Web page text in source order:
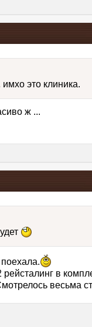
это клиника.
ж ...
в
весьма